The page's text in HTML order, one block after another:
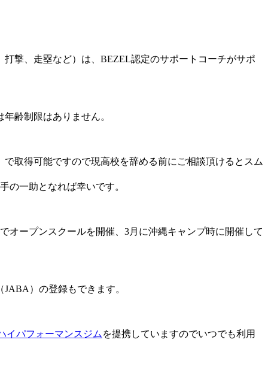
撃、走塁など）は、BEZEL認定のサポートコーチがサポ
齢制限はありません。
で取得可能ですので現高校を辞める前にご相談頂けるとスム
の一助となれば幸いです。
オープンスクールを開催、3月に沖縄キャンプ時に開催して
）の登録もできます。
イパフォーマンスジム を提携していますのでいつでも利用